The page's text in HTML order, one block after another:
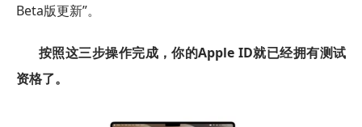
Beta版更新”。
按照这三步操作完成，你的Apple ID就已经拥有测试
资格了。